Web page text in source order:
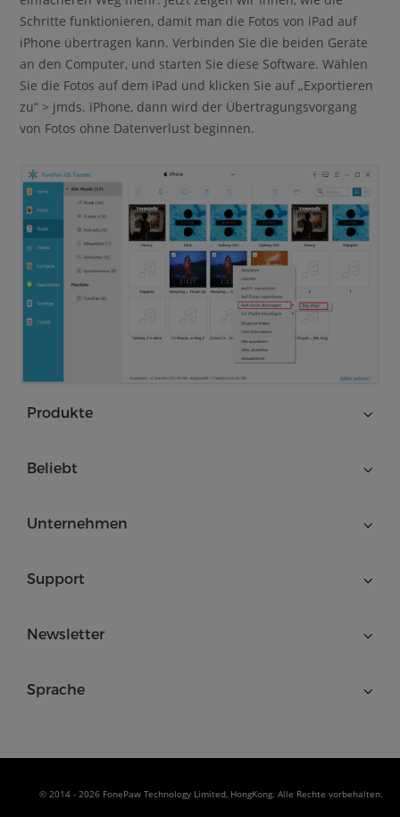
Schritte funktionieren, damit man die Fotos von iPad auf
iPhone übertragen kann. Verbinden Sie die beiden Geräte
an den Computer, und starten Sie diese Software. Wählen
Sie die Fotos auf dem iPad und klicken Sie auf „Exportieren
zu“ > jmds. iPhone, dann wird der Übertragungsvorgang
von Fotos ohne Datenverlust beginnen.
Produkte
Beliebt
Unternehmen
Support
Newsletter
Sprache
© 2014 - 2026 FonePaw Technology Limited, HongKong. Alle Rechte vorbehalten.